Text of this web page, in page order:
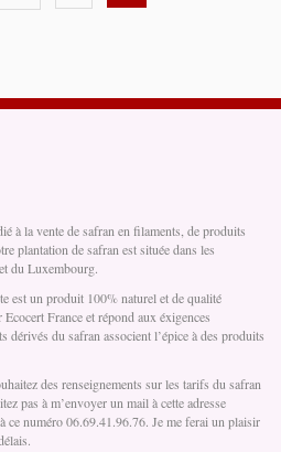
à la vente de safran en filaments, de produits
plantation de safran est située dans les
du Luxembourg.
est un produit 100% naturel et de qualité
France et répond aux éxigences
du safran associent l’épice à des produits
des renseignements sur les tarifs du safran
pas à m’envoyer un mail à cette adresse
ce numéro 06.69.41.96.76. Je me ferai un plaisir